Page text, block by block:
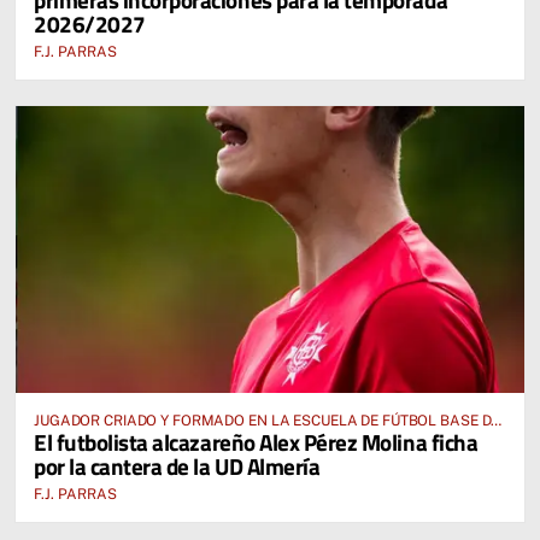
2026/2027
F.J. PARRAS
JUGADOR CRIADO Y FORMADO EN LA ESCUELA DE FÚTBOL BASE DE
ALCÁZAR DE SAN JUAN
El futbolista alcazareño Alex Pérez Molina ficha
por la cantera de la UD Almería
F.J. PARRAS